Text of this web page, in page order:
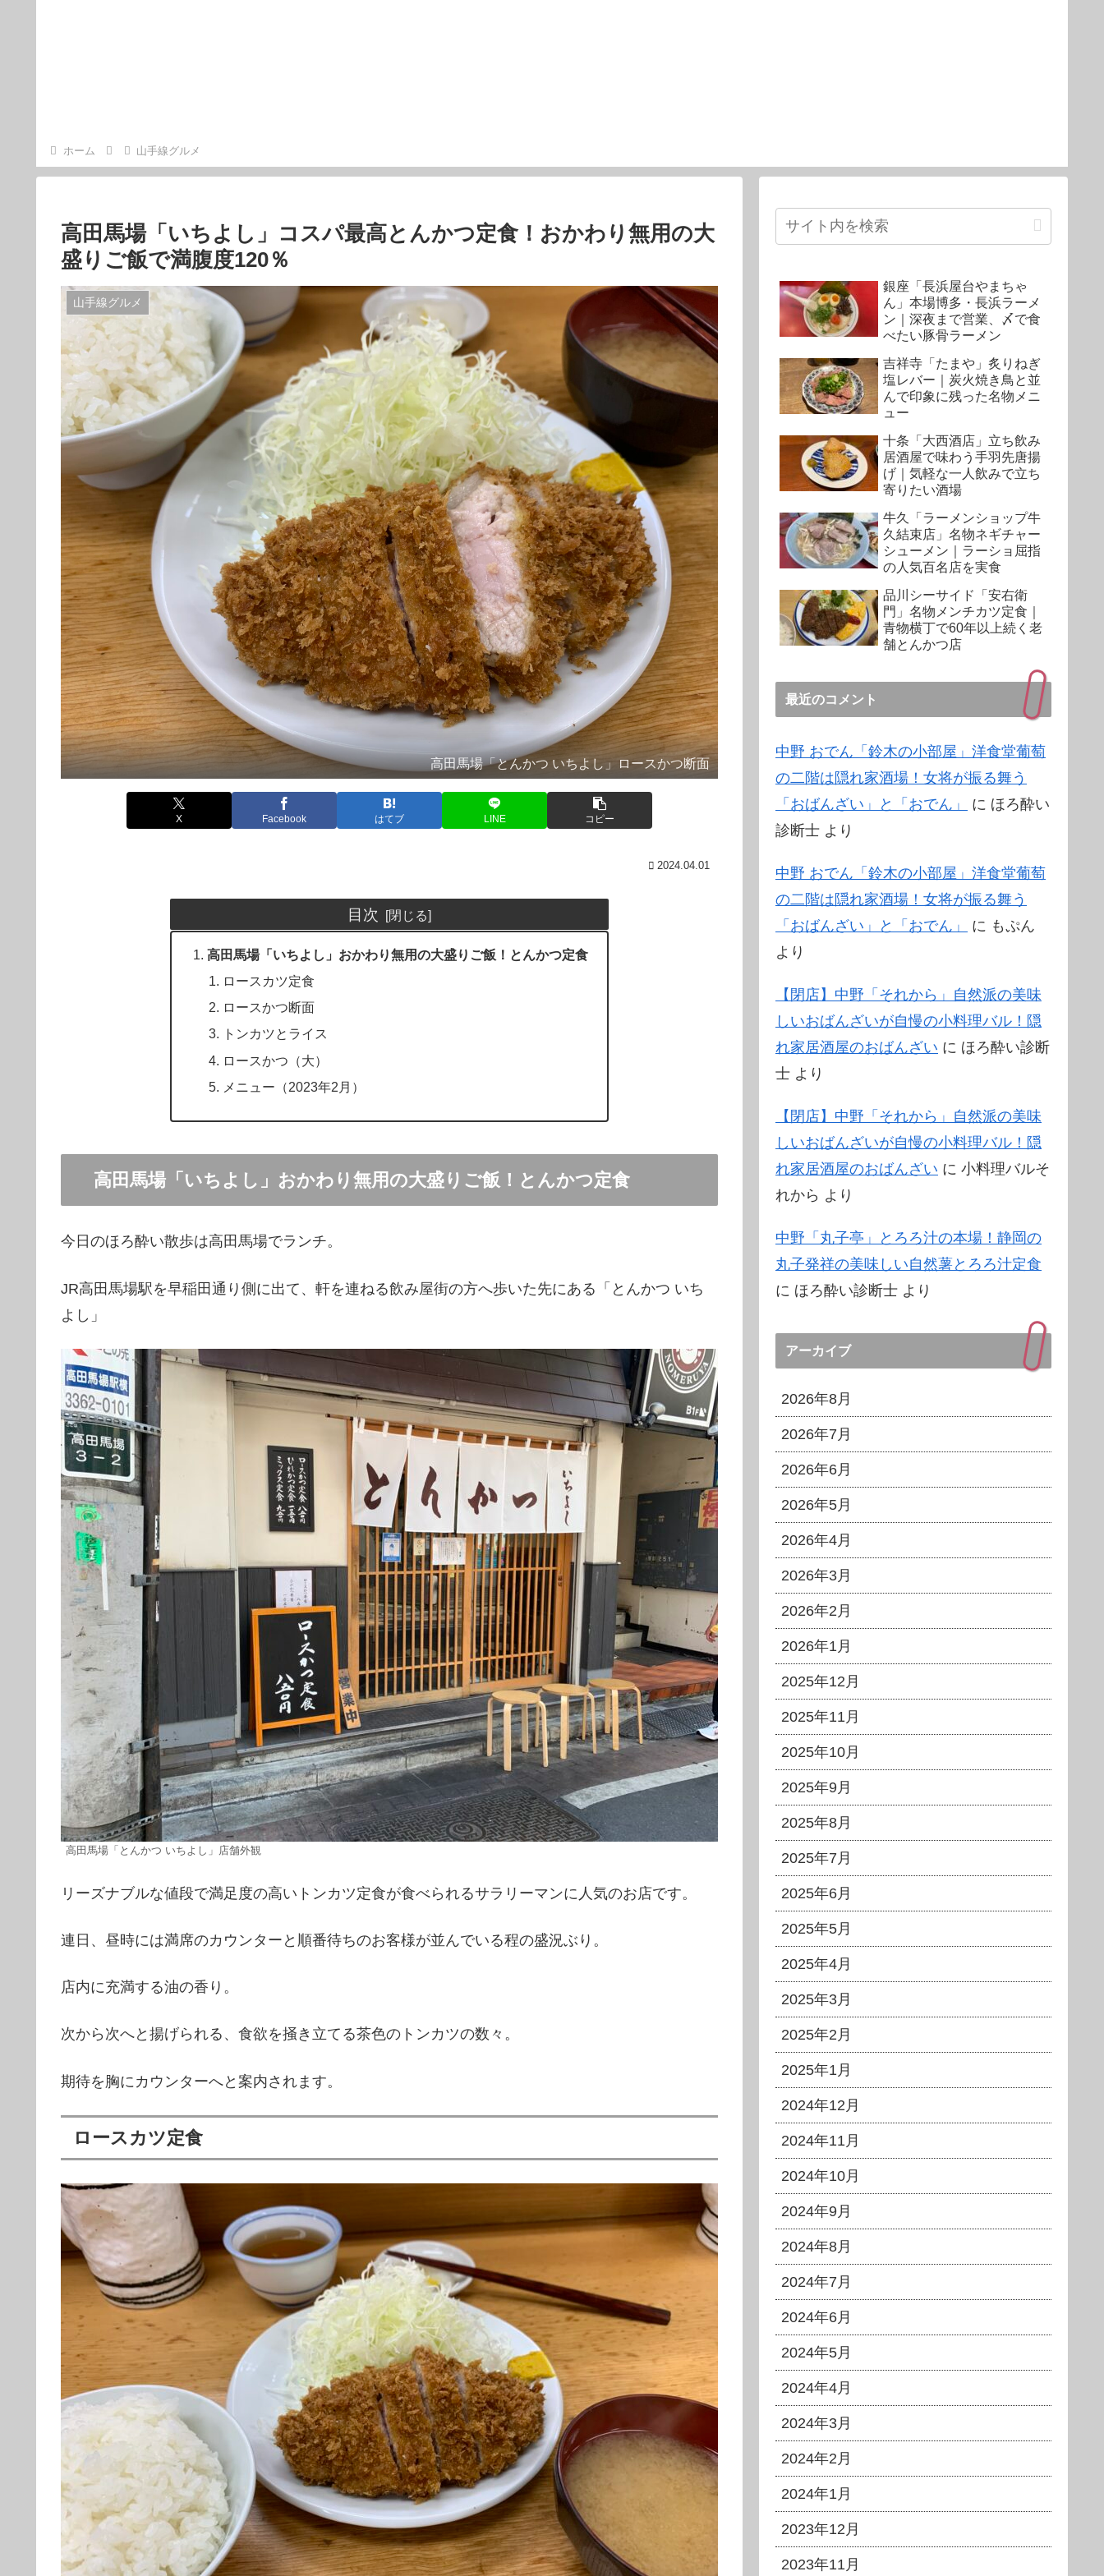
ホーム 山手線グルメ
高田馬場「いちよし」コスパ最高とんかつ定食！おかわり無用の大
盛りご飯で満腹度120％
山手線グルメ
高田馬場「とんかつ いちよし」ロースかつ断面
X Facebook はてブ LINE コピー
2024.04.01
目次
高田馬場「いちよし」おかわり無用の大盛りご飯！とんかつ定食
ロースカツ定食
ロースかつ断面
トンカツとライス
ロースかつ（大）
メニュー（2023年2月）
高田馬場「いちよし」おかわり無用の大盛りご飯！とんかつ定食
今日のほろ酔い散歩は高田馬場でランチ。
JR高田馬場駅を早稲田通り側に出て、軒を連ねる飲み屋街の方へ歩いた先にある「とんかつ いち
よし」
高田馬場「とんかつ いちよし」店舗外観
リーズナブルな値段で満足度の高いトンカツ定食が食べられるサラリーマンに人気のお店です。
連日、昼時には満席のカウンターと順番待ちのお客様が並んでいる程の盛況ぶり。
店内に充満する油の香り。
次から次へと揚げられる、食欲を掻き立てる茶色のトンカツの数々。
期待を胸にカウンターへと案内されます。
ロースカツ定食
銀座「長浜屋台やまちゃ
ん」本場博多・長浜ラーメ
ン｜深夜まで営業、〆で食
べたい豚骨ラーメン
吉祥寺「たまや」炙りねぎ
塩レバー｜炭火焼き鳥と並
んで印象に残った名物メニ
ュー
十条「大西酒店」立ち飲み
居酒屋で味わう手羽先唐揚
げ｜気軽な一人飲みで立ち
寄りたい酒場
牛久「ラーメンショップ牛
久結束店」名物ネギチャー
シューメン｜ラーショ屈指
の人気百名店を実食
品川シーサイド「安右衛
門」名物メンチカツ定食｜
青物横丁で60年以上続く老
舗とんかつ店
最近のコメント
中野 おでん「鈴木の小部屋」洋食堂葡萄
の二階は隠れ家酒場！女将が振る舞う
「おばんざい」と「おでん」
に ほろ酔い
診断士 より
中野 おでん「鈴木の小部屋」洋食堂葡萄
の二階は隠れ家酒場！女将が振る舞う
「おばんざい」と「おでん」
に もぷん
より
【閉店】中野「それから」自然派の美味
しいおばんざいが自慢の小料理バル！隠
れ家居酒屋のおばんざい に ほろ酔い診断
士 より
【閉店】中野「それから」自然派の美味
しいおばんざいが自慢の小料理バル！隠
れ家居酒屋のおばんざい に 小料理バルそ
れから より
中野「丸子亭」とろろ汁の本場！静岡の
丸子発祥の美味しい自然薯とろろ汁定食
に ほろ酔い診断士 より
アーカイブ
2026年8月
2026年7月
2026年6月
2026年5月
2026年4月
2026年3月
2026年2月
2026年1月
2025年12月
2025年11月
2025年10月
2025年9月
2025年8月
2025年7月
2025年6月
2025年5月
2025年4月
2025年3月
2025年2月
2025年1月
2024年12月
2024年11月
2024年10月
2024年9月
2024年8月
2024年7月
2024年6月
2024年5月
2024年4月
2024年3月
2024年2月
2024年1月
2023年12月
2023年11月